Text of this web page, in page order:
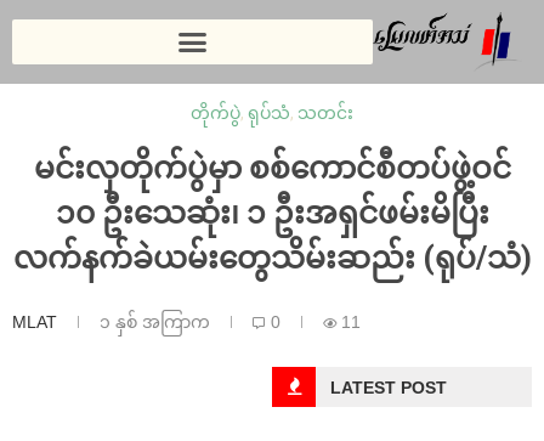
တိုက်ပွဲ, ရုပ်သံ, သတင်း
မင်းလှတိုက်ပွဲမှာ စစ်ကောင်စီတပ်ဖွဲ့ဝင်
၁၀ ဦးသေဆုံး၊ ၁ ဦးအရှင်ဖမ်းမိပြီး
လက်နက်ခဲယမ်းတွေသိမ်းဆည်း (ရုပ်/သံ)
MLAT ၁ နှစ် အကြာက 0 11
LATEST POST